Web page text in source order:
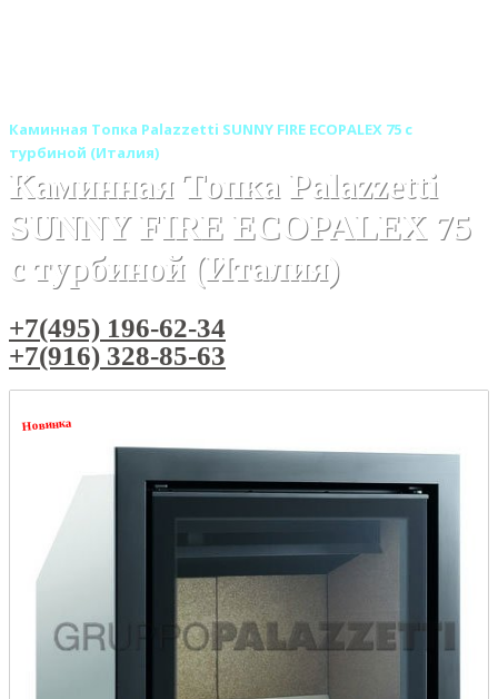
Каминная Топка Palazzetti SUNNY FIRE ECOPALEX 75 с
турбиной (Италия)
Каминная Топка Palazzetti
SUNNY FIRE ECOPALEX 75
с турбиной (Италия)
+7(495) 196-62-34
+7(916) 328-85-63
Новинка